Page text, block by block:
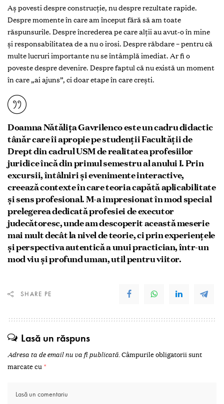
Aș povesti despre construcție, nu despre rezultate rapide.
Despre momente în care am început fără să am toate
răspunsurile. Despre încrederea pe care alții au avut-o în mine
și responsabilitatea de a nu o irosi. Despre răbdare – pentru că
multe lucruri importante nu se întâmplă imediat. Ar fi o
poveste despre devenire. Despre faptul că nu există un moment
în care „ai ajuns”, ci doar etape în care crești.
Doamna Nătălița Gavrilenco este un cadru didactic
tânăr care îi apropie pe studenții Facultății de
Drept din cadrul USM de realitatea profesiilor
juridice încă din primul semestru al anului I. Prin
excursii, întâlniri și evenimente interactive,
creează contexte în care teoria capătă aplicabilitate
și sens profesional. M-a impresionat în mod special
prelegerea dedicată profesiei de executor
judecătoresc, unde am descoperit această meserie
mai mult decât la nivel de teorie, ci prin experiențele
și perspectiva autentică a unui practician, într-un
mod viu și profund uman, util pentru viitor.
SHARE PE
Lasă un răspuns
Adresa ta de email nu va fi publicată.Câmpurile obligatorii sunt
marcate cu *